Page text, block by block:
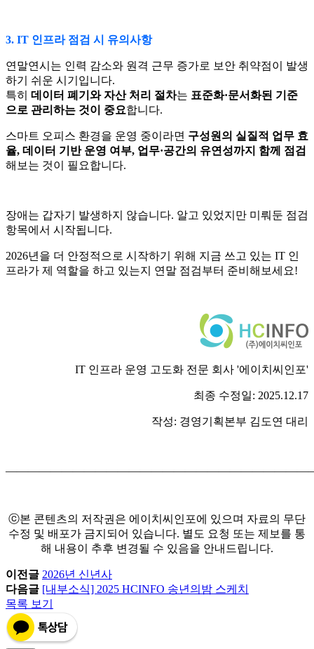
3. IT 인프라 점검 시 유의사항
연말연시는 인력 감소와 원격 근무 증가로 보안 취약점이 발생
하기 쉬운 시기입니다.
특히 데이터 폐기와 자산 처리 절차는 표준화·문서화된 기준
으로 관리하는 것이 중요합니다.
스마트 오피스 환경을 운영 중이라면 구성원의 실질적 업무 효
율, 데이터 기반 운영 여부, 업무·공간의 유연성까지 함께 점검
해보는 것이 필요합니다.
장애는 갑자기 발생하지 않습니다. 알고 있었지만 미뤄둔 점검
항목에서 시작됩니다.
2026년을 더 안정적으로 시작하기 위해 지금 쓰고 있는 IT 인
프라가 제 역할을 하고 있는지 연말 점검부터 준비해보세요!
IT 인프라 운영 고도화 전문 회사 '에이치씨인포'
최종 수정일: 2025.12.17
작성: 경영기획본부 김도연 대리
ⓒ본 콘텐츠의 저작권은 에이치씨인포에 있으며 자료의 무단
수정 및 배포가 금지되어 있습니다. 별도 요청 또는 제보를 통
해 내용이 추후 변경될 수 있음을 안내드립니다.
이전글 2026년 신년사
다음글 [내부소식] 2025 HCINFO 송년의밤 스케치
목록 보기